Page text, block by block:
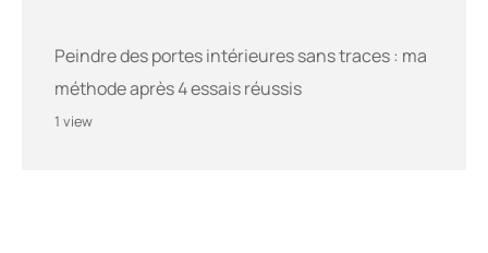
Peindre des portes intérieures sans traces : ma
méthode après 4 essais réussis
1 view